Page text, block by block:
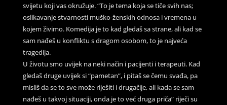
svijetu koji vas okružuje. “To je tema koja se tiče svih nas;
oslikavanje stvarnosti muško-ženskih odnosa i vremena u
kojem živimo. Komedija je to kad gledaš sa strane, ali kad se
sam nađeš u konfliktu s dragom osobom, to je najveća
tragedija.
U životu smo uvijek na neki način i pacijenti i terapeuti. Kad
gledaš druge uvijek si “pametan”, i pitaš se čemu svađa, pa
misliš da se to sve može riješiti i drugačije, ali kada se sam
nađeš u takvoj situaciji, onda je to već druga priča” riječi su